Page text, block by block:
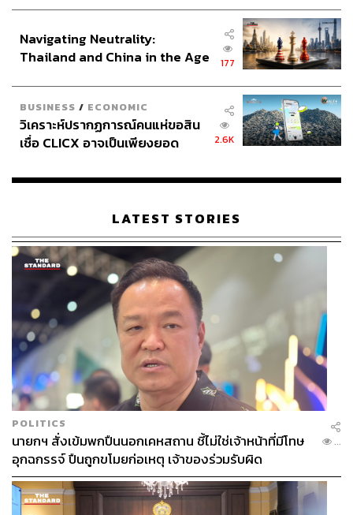
Navigating Neutrality:
Thailand and China in the Age
177
BUSINESS / ECONOMIC
วิเคราะห์ปรากฏการณ์คนแห่ขอสิน
เชื่อ CLICX อาจเป็นเพียงยอด
เรือนไทยที่ถูกซุกไว้
2.6K
LATEST STORIES
POLITICS
นายกฯ สั่งเข้มพกปืนนอกเคหสถาน ชี้ไม่ใช่เจ้าหน้าที่มีโทษ
อุกฉกรรจ์ ปืนถูกขโมยก่อเหตุ เจ้าของร่วมรับผิด
...